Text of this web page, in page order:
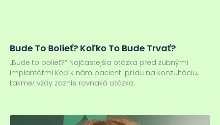
Bude To Bolieť? Koľko To Bude Trvať?
„Bude to bolieť?“ Najčastejšia otázka pred zubnými
implantátmi Keď k nám pacienti prídu na konzultáciu,
takmer vždy zaznie rovnaká otázka.